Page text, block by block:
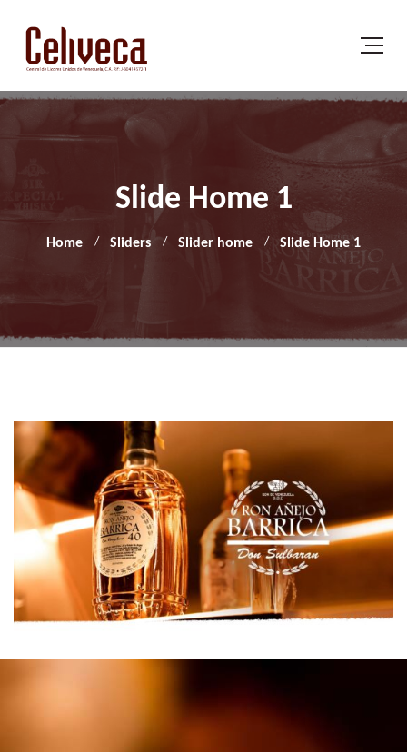
Slide Home 1
Home Sliders Slider home Slide Home 1